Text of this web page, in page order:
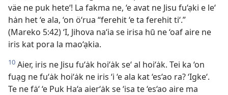
väe ne puk hete‘! La fakma ne, ‘e avat ne Jisu fu‘ạki e le‘
hȧn het ‘e ala, ‘on ö‘rua “ferehit ‘e ta ferehit ti‘.”
(Mareko 5:42) ‘I, Jihova na‘ia se irisa hū ne ‘oaf aire ne
iris kat pora la mao‘ạkia.
10 Aier, iris ne Jisu fu‘ȧk hoi‘ȧk se‘ al hoi‘ȧk. Tei ka ‘on
fuạg ne fu‘ȧk hoi‘ȧk ne iris ‘i ‘e ala kat ‘es‘ao ra? ‘Igke‘.
Te ne fȧ‘ ‘e Puk Ha‘a aier‘ȧk se ‘isa te ‘es‘ao aire ma